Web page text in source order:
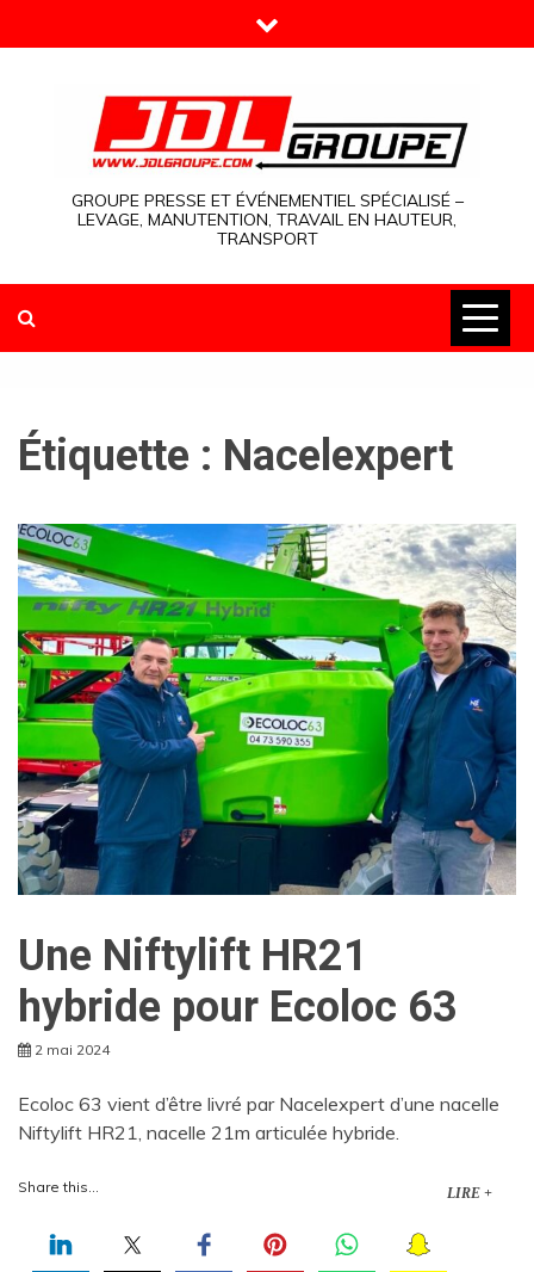
to
GROUPE PRESSE ET ÉVÉNEMENTIEL SPÉCIALISÉ –
LEVAGE, MANUTENTION, TRAVAIL EN HAUTEUR,
TRANSPORT
Étiquette : Nacelexpert
Une Niftylift HR21
hybride pour Ecoloc 63
2 mai 2024
Ecoloc 63 vient d’être livré par Nacelexpert d’une nacelle
Niftylift HR21, nacelle 21m articulée hybride.
Share this... LIRE +